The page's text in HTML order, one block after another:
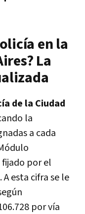
en la
La
de la Ciudad
la
a cada
por el
A esta cifra se le
por vía